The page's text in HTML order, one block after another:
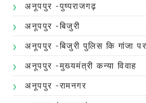
अनूपपुर -पुष्पराजगढ़
अनूपपुर -बिजुरी
अनूपपुर -बिजुरी पुलिस कि गांजा
अनूपपुर -मुख्यमंत्री कन्या विवाह
अनूपपुर -रामनगर